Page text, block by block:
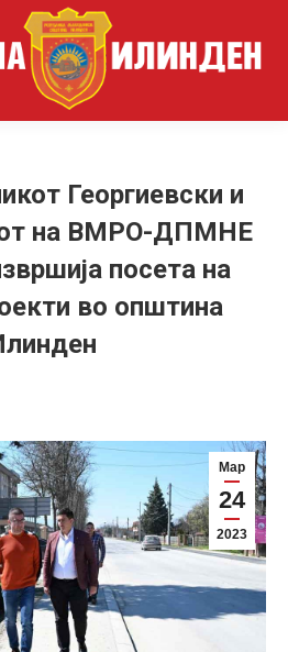
Георгиевски и
на ВМРО-ДПМНЕ
посета на
во општина
Мар
24
2023